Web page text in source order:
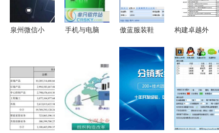
泉州微信小
程序与软件
外包服务全
面解析
手机与电脑
功能解析
傲蓝服装鞋
打造高效服
装店全方位
管理体验
构建卓越外
量管理与销
售智慧的结
合